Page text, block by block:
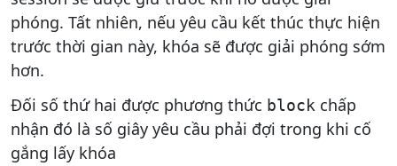
phóng. Tất nhiên, nếu yêu cầu kết thúc thực hiện
trước thời gian này, khóa sẽ được giải phóng sớm
hơn.
Đối số thứ hai được phương thức block chấp
nhận đó là số giây yêu cầu phải đợi trong khi cố
gắng lấy khóa